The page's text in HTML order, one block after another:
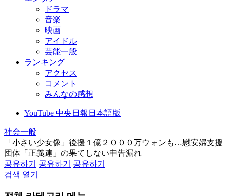
ドラマ
音楽
映画
アイドル
芸能一般
ランキング
アクセス
コメント
みんなの感想
YouTube 中央日報日本語版
社会一般
「小さい少女像」後援１億２０００万ウォンも…慰安婦支援
団体「正義連」の果てしない申告漏れ
공유하기
공유하기
공유하기
검색 열기